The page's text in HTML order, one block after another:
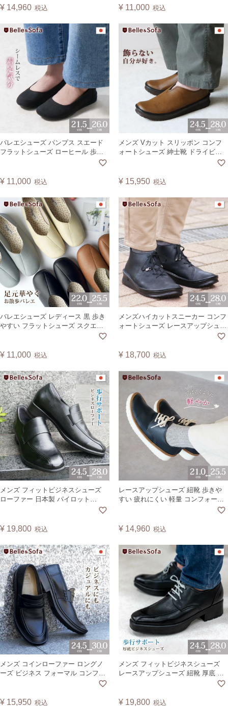
¥ 14,960 税込 ¥ 11,000 税込
バレエシューズ パンプス スエード
フラットシューズ ローヒール 歩き
やすい 疲れにくい 痛くない 靴 日本
¥ 11,000 税込
メンズ Vカット スリッポン コンフ
ォートシューズ 紳士靴 ドライビン
グシューズ 運転 散歩 旅行 歩きやす
ー 日本製 VIVIO
¥ 15,950 税込
バレエシューズ レディース 黒 歩き
やすい フラットシューズ スクエア
トゥ シンプル 通勤 仕事 外反母趾に
TULIP
¥ 11,000 税込
メンズハイカットスニーカー コンフ
ォートシューズ レースアップシュー
¥ 18,700 税込
メンズ フィットビジネスシューズ
ローファー 日本製 パイロット
¥ 19,800 税込
レースアップシューズ 紐靴 歩きや
すい 疲れにくい 軽量 コンフォート
シューズ スニーカー 白底 ヴィーガ
LWING【A】
¥ 14,960 税込
メンズ コインローファー ロングノ
ーズ ビジネス フォーマル コンフォ
ート 旅行 学生靴 紳士靴 日本製 アイ
¥ 15,950 税込
メンズ フィットビジネスシューズ
レースアップシューズ 紐靴 厚底 足
¥ 19,800 税込